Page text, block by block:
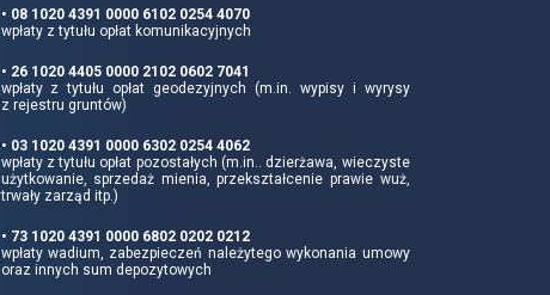
• 08 1020 4391 0000 6102 0254 4070
wpłaty z tytułu opłat komunikacyjnych
• 26 1020 4405 0000 2102 0602 7041
wpłaty z tytułu opłat geodezyjnych (m.in. wypisy i wyrysy
z rejestru gruntów)
• 03 1020 4391 0000 6302 0254 4062
wpłaty z tytułu opłat pozostałych (m.in.. dzierżawa, wieczyste
użytkowanie, sprzedaż mienia, przekształcenie prawie wuż,
trwały zarząd itp.)
• 73 1020 4391 0000 6802 0202 0212
wpłaty wadium, zabezpieczeń należytego wykonania umowy
oraz innych sum depozytowych